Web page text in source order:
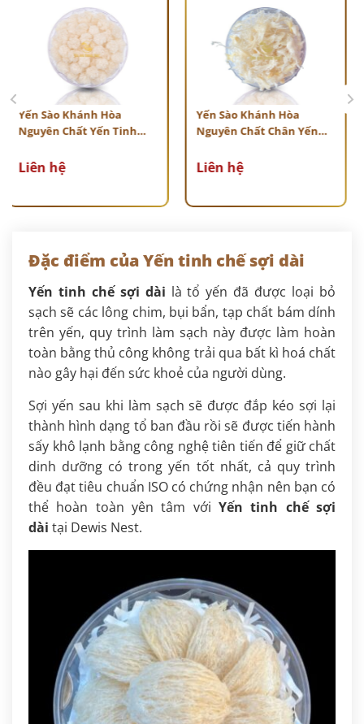
Yến Sào Khánh Hòa
Nguyên Chất Yến Tinh
Liên hệ
Yến Sào Khánh Hòa
Nguyên Chất Chân Yến
Liên hệ
Đặc điểm của Yến tinh chế sợi dài
Yến tinh chế sợi dài là tổ yến đã được loại bỏ
sạch sẽ các lông chim, bụi bẩn, tạp chất bám dính
trên yến, quy trình làm sạch này được làm hoàn
toàn bằng thủ công không trải qua bất kì hoá chất
nào gây hại đến sức khoẻ của người dùng.
Sợi yến sau khi làm sạch sẽ được đắp kéo sợi lại
thành hình dạng tổ ban đầu rồi sẽ được tiến hành
sấy khô lạnh bằng công nghệ tiên tiến để giữ chất
dinh dưỡng có trong yến tốt nhất, cả quy trình
đều đạt tiêu chuẩn ISO có chứng nhận nên bạn có
thể hoàn toàn yên tâm với Yến tinh chế sợi
dài tại Dewis Nest.